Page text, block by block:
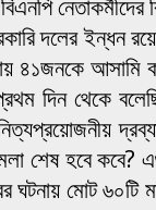
দলের ইন্ধন
৪১জনকে
থেকে
শেষ হবে কবে?
ঘটনায় মোট